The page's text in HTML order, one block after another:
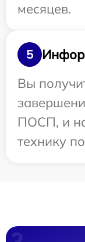
месяцев.
5
Вы
ПОСП, и
технику